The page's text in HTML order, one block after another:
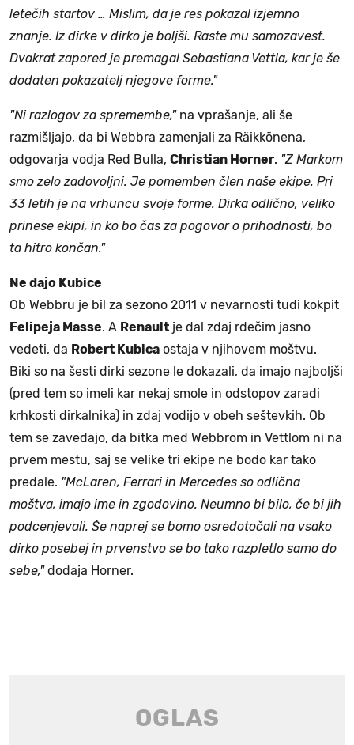
letečih startov … Mislim, da je res pokazal izjemno
znanje. Iz dirke v dirko je boljši. Raste mu samozavest.
Dvakrat zapored je premagal Sebastiana Vettla, kar je še
dodaten pokazatelj njegove forme."
"Ni razlogov za spremembe,"na vprašanje, ali še
razmišljajo, da bi Webbra zamenjali za Räikkönena,
odgovarja vodja Red Bulla, Christian Horner. "Z Markom
smo zelo zadovoljni. Je pomemben člen naše ekipe. Pri
33 letih je na vrhuncu svoje forme. Dirka odlično, veliko
prinese ekipi, in ko bo čas za pogovor o prihodnosti, bo
ta hitro končan."
Ne dajo Kubice
Ob Webbru je bil za sezono 2011 v nevarnosti tudi kokpit
Felipeja Masse. A Renault je dal zdaj rdečim jasno
vedeti, da Robert Kubica ostaja v njihovem moštvu.
Biki so na šesti dirki sezone le dokazali, da imajo najboljši
(pred tem so imeli kar nekaj smole in odstopov zaradi
krhkosti dirkalnika) in zdaj vodijo v obeh seštevkih. Ob
tem se zavedajo, da bitka med Webbrom in Vettlom ni na
prvem mestu, saj se velike tri ekipe ne bodo kar tako
predale. "McLaren, Ferrari in Mercedes so odlična
moštva, imajo ime in zgodovino. Neumno bi bilo, če bi jih
podcenjevali. Še naprej se bomo osredotočali na vsako
dirko posebej in prvenstvo se bo tako razpletlo samo do
sebe,"dodaja Horner.